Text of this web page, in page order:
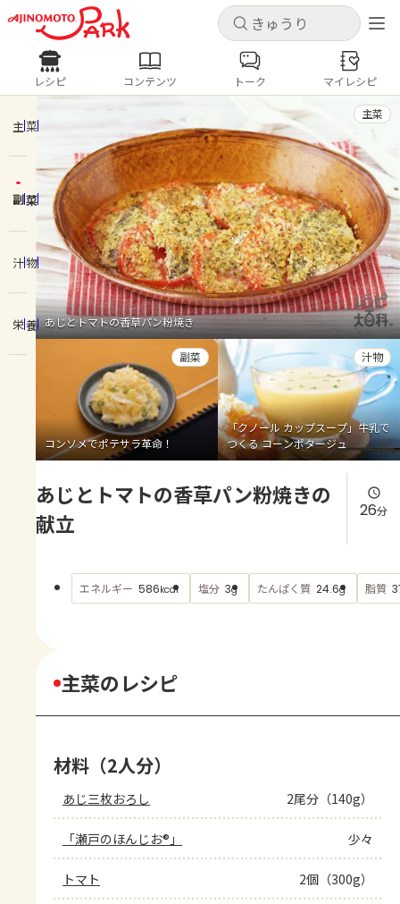
キャンセル
ログインするとレシピを保存できます
新規登録
ホーム
コンテンツ
レシピ
よくあるお問い合わせ
お買い物
AJINOMOTO PARK とは
キャンセル
レシピ コンテンツ
人気の食材・レシピ
きゅうり なす トマト
とうもろこし
ピーマン
みょうが ゴーヤ
レシピ コンテンツ トーク マイレシピ
主菜
副菜
汁物
栄養 あじとトマトの香草パン粉焼き
主菜
コンソメでポテサラ革命！
副菜
「クノール カップスープ」牛乳で
つくる コーンポタージュ
汁物
あじとトマトの香草パン粉焼きの
献立
26分
エネルギー 586kcal 塩分 3g たんぱく質 24.6g 脂質
主菜のレシピ
材料（2人分）
あじ三枚おろし 2尾分（140g）
「瀬戸のほんじお®」 少々
トマト 2個（300g）